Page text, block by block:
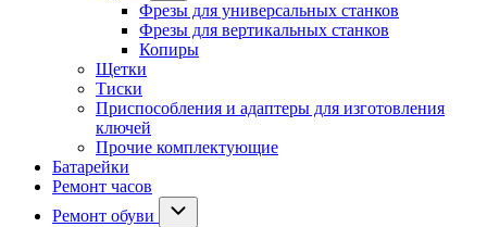
Фрезы для универсальных станков
Фрезы для вертикальных станков
Копиры
Щетки
Тиски
Приспособления и адаптеры для изготовления
ключей
Прочие комплектующие
Батарейки
Ремонт часов
Ремонт обуви